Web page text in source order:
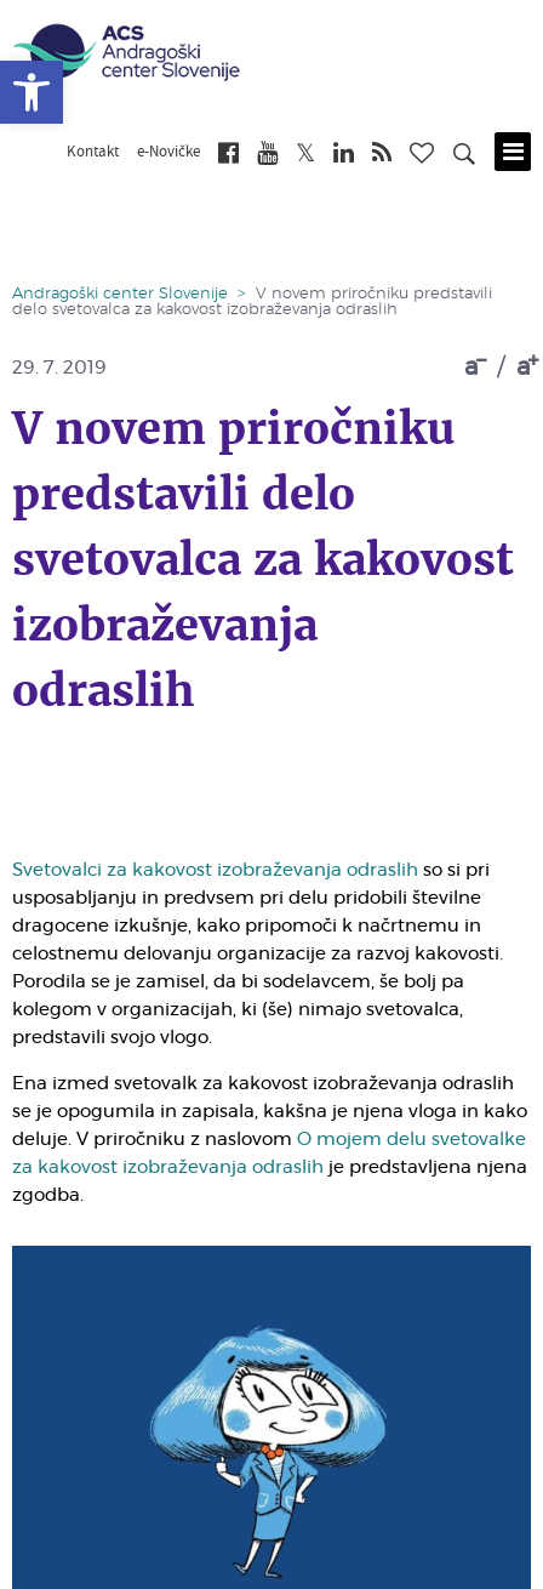
Kontakt e-Novičke
Andragoški center Slovenije >
V novem priročniku predstavili
delo svetovalca za kakovost izobraževanja odraslih
a / a
29. 7. 2019
V novem priročniku
predstavili delo
svetovalca za kakovost
izobraževanja
odraslih
Svetovalci za kakovost izobraževanja odraslih so si pri
usposabljanju in predvsem pri delu pridobili številne
dragocene izkušnje, kako pripomoči k načrtnemu in
celostnemu delovanju organizacije za razvoj kakovosti.
Porodila se je zamisel, da bi sodelavcem, še bolj pa
kolegom v organizacijah, ki (še) nimajo svetovalca,
predstavili svojo vlogo.
Ena izmed svetovalk za kakovost izobraževanja odraslih
se je opogumila in zapisala, kakšna je njena vloga in kako
deluje. V priročniku z naslovom O mojem delu svetovalke
za kakovost izobraževanja odraslih je predstavljena njena
zgodba.
Open toolbar